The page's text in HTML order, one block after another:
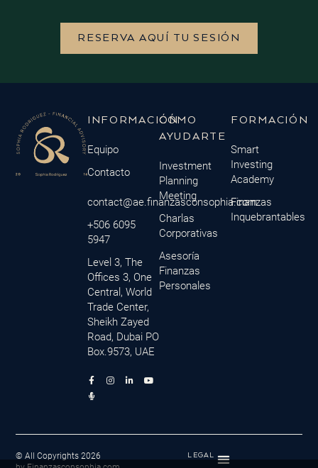
RESERVA AQUÍ TU SESIÓN
INFORMACIÓN
Equipo
Contacto
contact@ae.finanzasconsophia.com
+506 6095
5947
Level 3, The
Offices 3, One
Central, World
Trade Center,
Sheikh Zayed
Road, Dubai PO
Box.9573, UAE
F
a
c
e
k
f
I
n
a
L
i
n
Y
o
M
i
c
r
o
e
-
CÓMO
AYUDARTE
Investment
Planning
Meeting
Charlas
Corporativas
Asesoría
Finanzas
Personales
FORMACIÓN
Smart
Investing
Academy
Finanzas
Inquebrantables
© All Copyrights 2026
LEGAL